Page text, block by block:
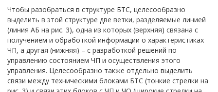
Чтобы разобраться в структуре БТС, целесообразно
выделить в этой структуре две ветки, разделяемые линией
(линия АБ на рис. 3), одна из которых (верхняя) связана с
получением и обработкой информации о характеристиках
ЧП, а другая (нижняя) – с разработкой решений по
управлению состоянием ЧП и осуществления этого
управления. Целесообразно также отдельно выделить
связи между техническими блоками БТС (тонкие стрелки на